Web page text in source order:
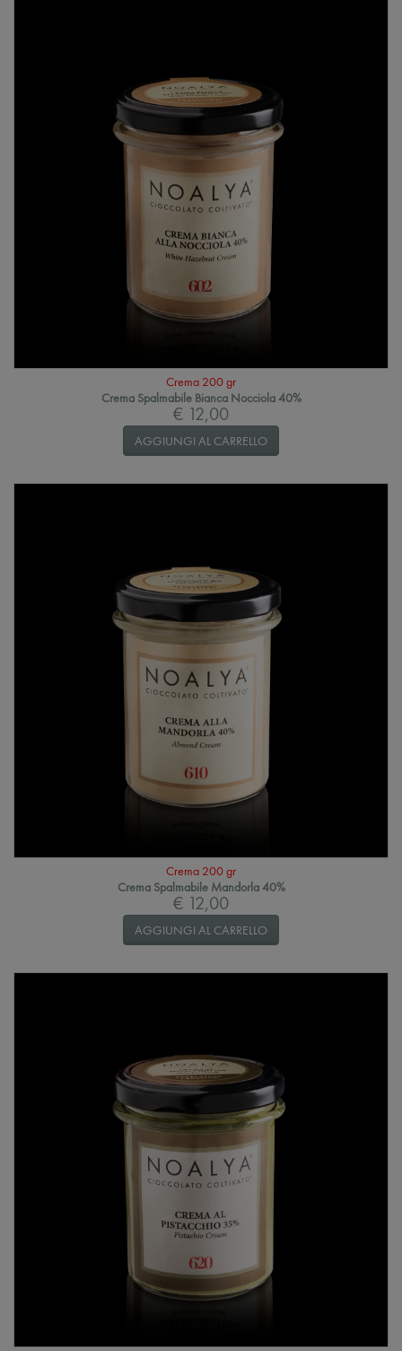
Crema 200 gr
Crema Spalmabile Bianca Nocciola 40%
€ 12,00
AGGIUNGI AL CARRELLO
Crema 200 gr
Crema Spalmabile Mandorla 40%
€ 12,00
AGGIUNGI AL CARRELLO